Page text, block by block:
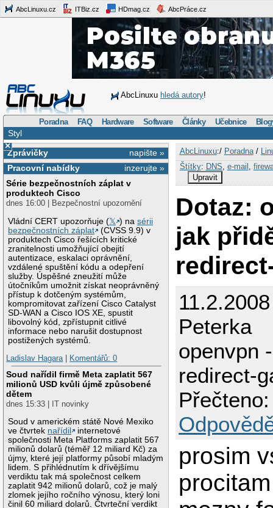
AbcLinuxu.cz ITBiz.cz HDmag.cz AbcPráce.cz
AbcLinuxu hledá autory!
Poradna FAQ Hardware Software Články Učebnice
Styl
×
napište »
Zprávičky
inzerujte »
Pracovní nabídky
Série bezpečnostních záplat v
produktech Cisco
dnes 16:00 | Bezpečnostní upozornění
Vládní CERT upozorňuje (𝕏 ) nasérii
bezpečnostních záplat
(CVSS 9.9) v
produktech Cisco řešících kritické
zranitelnosti umožňující obejití
autentizace, eskalaci oprávnění,
vzdálené spuštění kódu a odepření
služby. Úspěšné zneužití může
útočníkům umožnit získat neoprávněný
přístup k dotčeným systémům,
kompromitovat zařízení Cisco Catalyst
SD-WAN a Cisco IOS XE, spustit
libovolný kód, zpřístupnit citlivé
informace nebo narušit dostupnost
postižených systémů.
Ladislav Hagara| Komentářů: 0
Soud nařídil firmě Meta zaplatit 567
milionů USD kvůli újmě způsobené
dětem
dnes 15:33 | IT novinky
Soud v americkém státě Nové Mexiko
ve čtvrtek nařídil
internetové
společnosti Meta Platforms zaplatit 567
milionů dolarů (téměř 12 miliard Kč) za
újmy, které její platformy působí mladým
lidem. S přihlédnutím k dřívějšímu
verdiktu tak má společnost celkem
zaplatit 942 milionů dolarů, což je malý
zlomek jejího ročního výnosu, který loni
činil 60 miliard dolarů. Čtvrteční verdikt
AbcLinuxu:/ Poradna/
Štítky: DNS e-mail
Upravit
Dotaz:
jak
Peterka
openvpn
redirect-
prosim